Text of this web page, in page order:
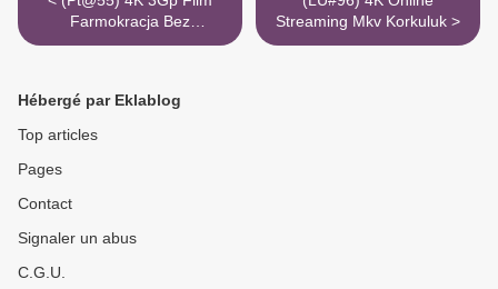
Farmokracja Bez
Pobierania
Streaming Mkv Korkuluk >
Hébergé par Eklablog
Top articles
Pages
Contact
Signaler un abus
C.G.U.